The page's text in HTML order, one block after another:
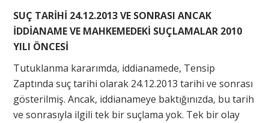
SUÇ TARİHİ 24.12.2013 VE SONRASI ANCAK
İDDİANAME VE MAHKEMEDEKİ SUÇLAMALAR 2010
YILI ÖNCESİ
Tutuklanma kararımda, iddianamede, Tensip
Zaptında suç tarihi olarak 24.12.2013 tarihi ve sonrası
gösterilmiş. Ancak, iddianameye baktığınızda, bu tarih
ve sonrasıyla ilgili tek bir suçlama yok. Tek bir olay